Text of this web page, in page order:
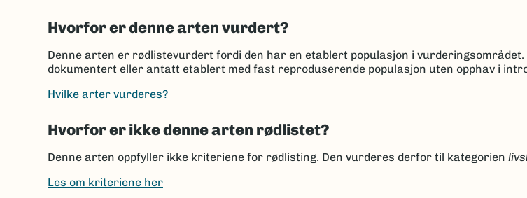
Hvorfor er denne arten vurdert?
Denne arten er rødlistevurdert fordi den har en etablert populasjon i
dokumentert eller antatt etablert med fast reproduserende populasjon uten opphav i
Hvilke arter vurderes?
Hvorfor er ikke denne arten rødlistet?
Denne arten oppfyller ikke kriteriene for rødlisting. Den vurderes derfor til kategorien
Les om kriteriene her